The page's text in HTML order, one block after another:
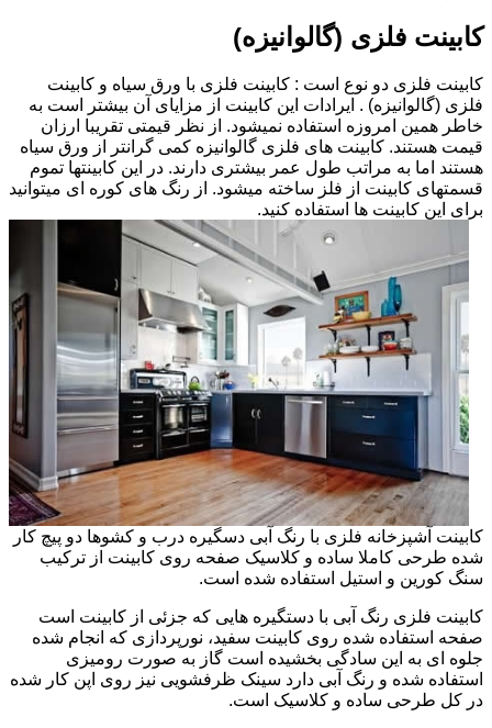
کابینت فلزی (گالوانیزه)
کابینت فلزی دو نوع است : کابینت فلزی با ورق سیاه و کابینت
فلزی (گالوانیزه) . ایرادات این کابینت از مزایای آن بیشتر است به
خاطر همین امروزه استفاده نمیشود. از نظر قیمتی تقریبا ارزان
قیمت هستند. کابینت های فلزی گالوانیزه کمی گرانتر از ورق سیاه
هستند اما به مراتب طول عمر بیشتری دارند. در این کابینتها تموم
قسمتهای کابینت از فلز ساخته میشود. از رنگ های کوره ای میتوانید
برای این کابینت ها استفاده کنید.
کابینت آشپزخانه فلزی با رنگ آبی دسگیره درب و کشوها دو پیچ کار
شده طرحی کاملا ساده و کلاسیک صفحه روی کابینت از ترکیب
سنگ کورین و استیل استفاده شده است.
کابینت فلزی رنگ آبی با دستگیره هایی که جزئی از کابینت است
صفحه استفاده شده روی کابینت سفید، نورپردازی که انجام شده
جلوه ای به این سادگی بخشیده است گاز به صورت رومیزی
استفاده شده و رنگ آبی دارد سینک ظرفشویی نیز روی اپن کار شده
در کل طرحی ساده و کلاسیک است.